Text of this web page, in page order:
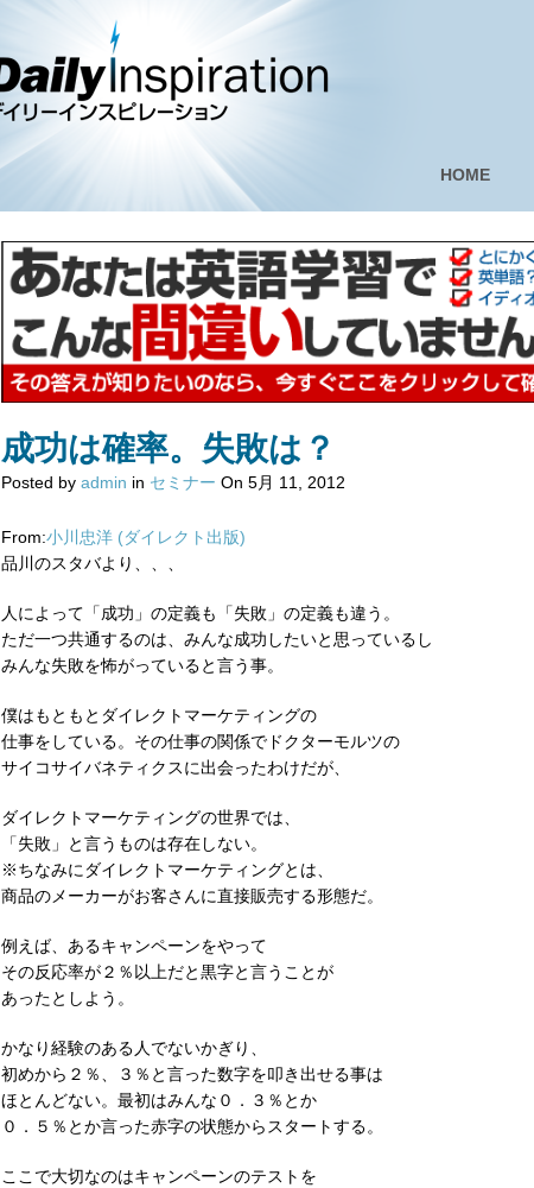
HOME
成功は確率。失敗は？
Posted by admin in セミナー On 5月 11, 2012
From:小川忠洋 (ダイレクト出版)
品川のスタバより、、、
人によって「成功」の定義も「失敗」の定義も違う。
ただ一つ共通するのは、みんな成功したいと思っているし
みんな失敗を怖がっていると言う事。
僕はもともとダイレクトマーケティングの
仕事をしている。その仕事の関係でドクターモルツの
サイコサイバネティクスに出会ったわけだが、
ダイレクトマーケティングの世界では、
「失敗」と言うものは存在しない。
※ちなみにダイレクトマーケティングとは、
商品のメーカーがお客さんに直接販売する形態だ。
例えば、あるキャンペーンをやって
その反応率が２％以上だと黒字と言うことが
あったとしよう。
かなり経験のある人でないかぎり、
初めから２％、３％と言った数字を叩き出せる事は
ほとんどない。最初はみんな０．３％とか
０．５％とか言った赤字の状態からスタートする。
ここで大切なのはキャンペーンのテストを